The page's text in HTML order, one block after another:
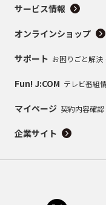
サービス情報
オンラインショップ
サポート お困りごと解
Fun! J:COM テレビ番組
マイページ 契約内容確
企業サイト